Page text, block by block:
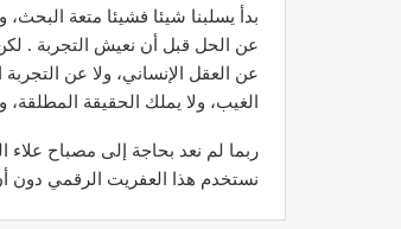
بدأ يسلبنا شيئا فشيئا متعة
عن الحل قبل أن نعيش التجربة . لكن
عن العقل الإنساني، ولا عن التجربة
الغيب، ولا يملك الحقيقة
ربما لم نعد بحاجة إلى مصباح علاء
نستخدم هذا العفريت الرقمي دون
الدكتور